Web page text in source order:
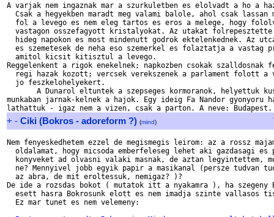
A varjak nem ingaznak mar a szurkuletben es elolvadt a ho a
Csak a hegyekben maradt meg valami balole, ahol csak lassan
fol a levego es nem eleg tartos es eros a melege, hogy
vastagon osszefagyott kristalyokat. Az utakat
hideg napokon es most mindenutt godrok ektelenkednek. Az
es szemetesek de neha eso szemerkel es folaztatja a vastag
  amitol kicsit kitisztul a levego.
Reggelenkent a rigok enekelnek; napkozben csokak szalldosnak
regi hazak kozott; vercsek verekszenek a parlament folott a
  jo feszkelohelyekert.
A Dunarol eltuntek a szepseges kormoranok, helyettuk
munkaban jarnak-kelnek a hajok. Egy ideig Fa Nandor gyonyoru
+ - Ciki (Bokros - adoreform ?) (mind)
Nem fenyeskedhetem ezzel de megismegis leirom: az a rossz
oldalamat, hogy micsoda emberfeleseg lehet aki gazdasagi es
konyveket ad olvasni valaki masnak, de aztan legyintettem,
ne? Mennyivel jobb egyik papir a masikanal (persze tudvan
  az abra, de mit eroltessuk, nemigaz? )?
De ide a rozsdas bokot ( mutatok itt a nyakamra ), ha szegeny
esett hasra Bokrosunk elott es nem imadja szinte vallasos
  Ez mar tunet es nem velemeny: